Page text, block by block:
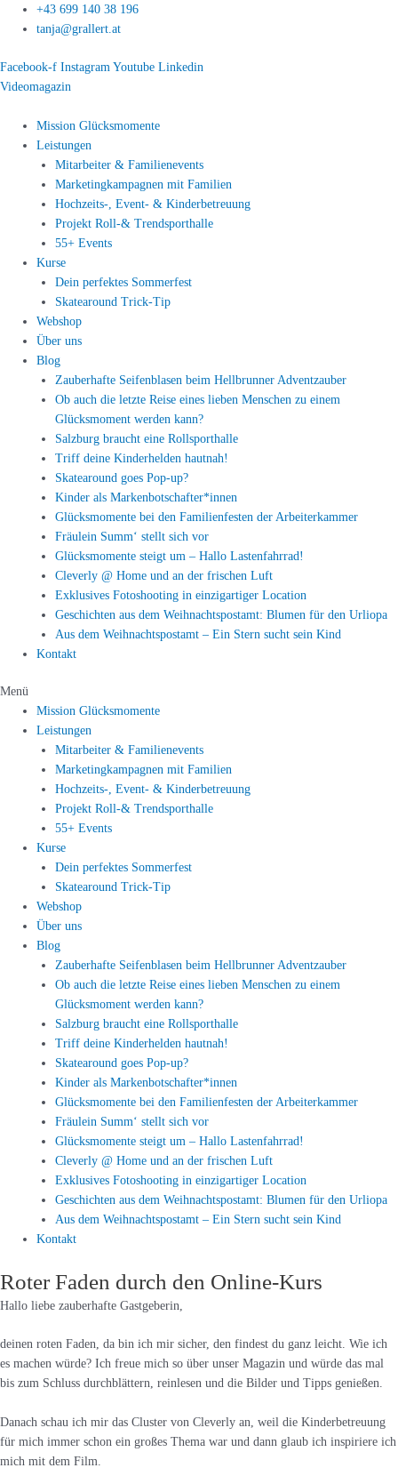
Inhalt
+43 699 140 38 196
tanja@grallert.at
Facebook-f Instagram Youtube Linkedin
Videomagazin
Mission Glücksmomente
Leistungen
Mitarbeiter & Familienevents
Marketingkampagnen mit Familien
Hochzeits-, Event- & Kinderbetreuung
Projekt Roll-& Trendsporthalle
55+ Events
Kurse
Dein perfektes Sommerfest
Skatearound Trick-Tip
Webshop
Über uns
Blog
Zauberhafte Seifenblasen beim Hellbrunner Adventzauber
Ob auch die letzte Reise eines lieben Menschen zu einem
Glücksmoment werden kann?
Salzburg braucht eine Rollsporthalle
Triff deine Kinderhelden hautnah!
Skatearound goes Pop-up?
Kinder als Markenbotschafter*innen
Glücksmomente bei den Familienfesten der Arbeiterkammer
Fräulein Summ‘ stellt sich vor
Glücksmomente steigt um – Hallo Lastenfahrrad!
Cleverly @ Home und an der frischen Luft
Exklusives Fotoshooting in einzigartiger Location
Geschichten aus dem Weihnachtspostamt: Blumen für den Urliopa
Aus dem Weihnachtspostamt – Ein Stern sucht sein Kind
Kontakt
Menü
Mission Glücksmomente
Leistungen
Mitarbeiter & Familienevents
Marketingkampagnen mit Familien
Hochzeits-, Event- & Kinderbetreuung
Projekt Roll-& Trendsporthalle
55+ Events
Kurse
Dein perfektes Sommerfest
Skatearound Trick-Tip
Webshop
Über uns
Blog
Zauberhafte Seifenblasen beim Hellbrunner Adventzauber
Ob auch die letzte Reise eines lieben Menschen zu einem
Glücksmoment werden kann?
Salzburg braucht eine Rollsporthalle
Triff deine Kinderhelden hautnah!
Skatearound goes Pop-up?
Kinder als Markenbotschafter*innen
Glücksmomente bei den Familienfesten der Arbeiterkammer
Fräulein Summ‘ stellt sich vor
Glücksmomente steigt um – Hallo Lastenfahrrad!
Cleverly @ Home und an der frischen Luft
Exklusives Fotoshooting in einzigartiger Location
Geschichten aus dem Weihnachtspostamt: Blumen für den Urliopa
Aus dem Weihnachtspostamt – Ein Stern sucht sein Kind
Kontakt
Roter Faden durch den Online-Kurs
Hallo liebe zauberhafte Gastgeberin,
deinen roten Faden, da bin ich mir sicher, den findest du ganz leicht. Wie ich
es machen würde? Ich freue mich so über unser Magazin und würde das mal
bis zum Schluss durchblättern, reinlesen und die Bilder und Tipps genießen.
Danach schau ich mir das Cluster von Cleverly an, weil die Kinderbetreuung
für mich immer schon ein großes Thema war und dann glaub ich inspiriere ich
mich mit dem Film.